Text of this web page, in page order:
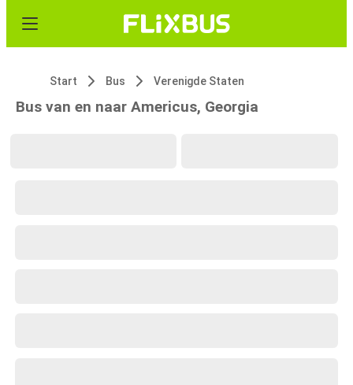
Start Bus Verenigde Staten
Bus van en naar Americus, Georgia